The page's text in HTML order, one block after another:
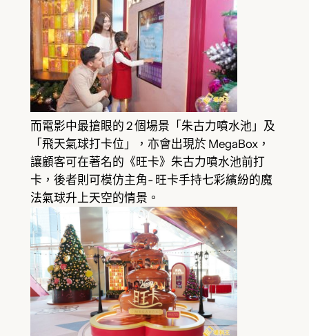
而電影中最搶眼的 2 個場景「朱古力噴水池」及
「飛天氣球打卡位」，亦會出現於 MegaBox，
讓顧客可在著名的《旺卡》朱古力噴水池前打
卡，後者則可模仿主角- 旺卡手持七彩繽紛的魔
法氣球升上天空的情景。